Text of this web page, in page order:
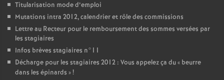
Titularisation mode d’emploi
Mutations intra 2012, calendrier et rôle des commissions
Lettre au Recteur pour le remboursement des sommes versées par
les stagiaires
Infos brèves stagiaires n°11
Décharge pour les stagiaires 2012 : Vous appelez ça du « beurre
dans les épinards »!